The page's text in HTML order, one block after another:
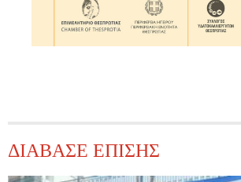
ΔΙΑΒΑΣΕ ΕΠΙΣΗΣ